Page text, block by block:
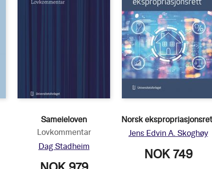
Sameieloven
Lovkommentar
Dag Stadheim
Norsk
Jens Edvin A. Skoghøy
NOK 749